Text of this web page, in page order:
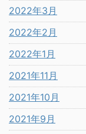
2022年3月
2022年2月
2022年1月
2021年11月
2021年10月
2021年9月